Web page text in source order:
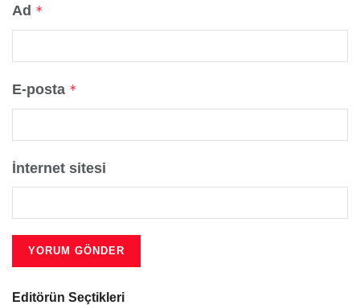
Ad *
E-posta *
İnternet sitesi
Editörün Seçtikleri